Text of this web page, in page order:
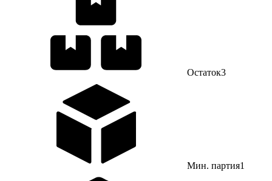
Остаток3
Мин. партия1